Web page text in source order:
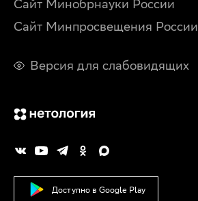
Доступно в Google Play
Сайт Минобрнауки России
Сайт Минпросвещения России
Версия для слабовидящих